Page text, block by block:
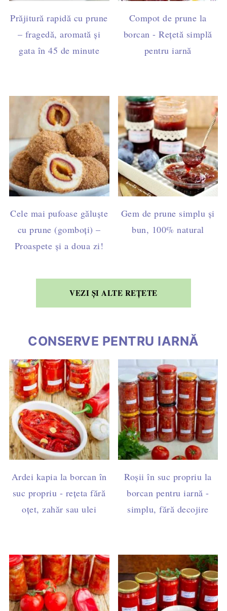
Prăjitură rapidă cu prune
– fragedă, aromată și
gata în 45 de minute
Compot de prune la
borcan - Rețetă simplă
pentru iarnă
Cele mai pufoase găluște
cu prune (gomboți) –
Proaspete și a doua zi!
Gem de prune simplu și
bun, 100% natural
VEZI ȘI ALTE REȚETE
CONSERVE PENTRU IARNĂ
Ardei kapia la borcan în
suc propriu - rețeta fără
oțet, zahăr sau ulei
Roșii în suc propriu la
borcan pentru iarnă -
simplu, fără decojire